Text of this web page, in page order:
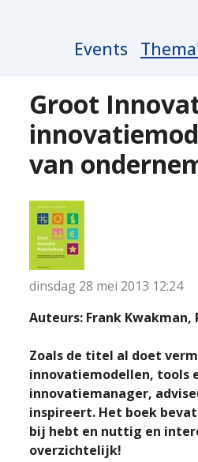
navigation
Events
Groot
van
dinsdag 28 mei 2013 12:24
Auteurs: Frank Kwakman,
Zoals de titel al doet
innovatiemodellen, tools
innovatiemanager,
inspireert. Het boek
bij hebt en nuttig en
overzichtelijk!